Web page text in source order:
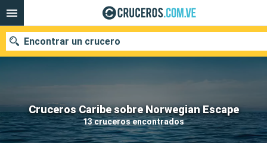
Cruceros Caribe sobre Norwegian Escape
13 cruceros encontrados
Encontrar un crucero
Nuestros destinos
Fecha de salida